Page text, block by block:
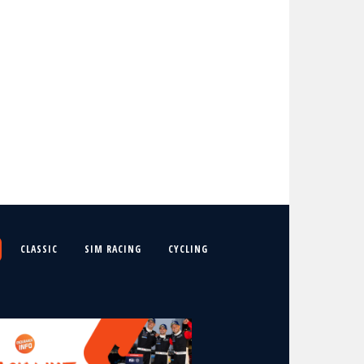
CLASSIC SIM RACING CYCLING